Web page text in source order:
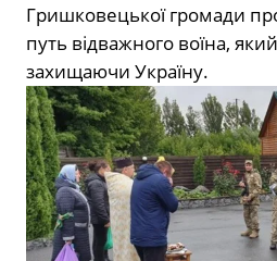
Гришковецької громади
путь відважного воїна,
захищаючи Україну.